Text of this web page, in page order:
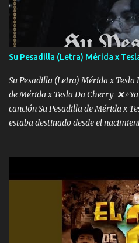
con la mirada siempre en alto A
me fajó una Glock siempre armado
traigo El chiste es que hago lo
yo tengo el control a todos yo les
malcriado un malandrón Que Les
las risas las que me miran hay
Su Pesadilla (Letra) Mérida x
Su Pesadilla (Letra) Mérida x
de Mérida x Tesla Da Cherry
canción Su Pesadilla de Mérida x
estaba destinado desde el
algunas que no lo entiendan
Soy yo la octava maravilla, no lo
cien Y por más que quieran no me
más brilla, lo ves Pa' mi la vida es
tu vida, y está bien Porque lo que